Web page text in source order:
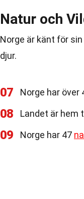
Natur och
Norge är känt för
djur.
07 Norge har över
08 Landet är hem
09 Norge har 47